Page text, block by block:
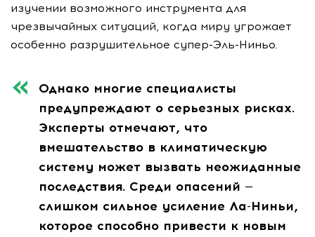
изучении возможного инструмента для
чрезвычайных ситуаций, когда миру угрожает
особенно разрушительное супер-Эль-Ниньо.
Однако многие специалисты
предупреждают о серьезных рисках.
Эксперты отмечают, что
вмешательство в климатическую
систему может вызвать неожиданные
последствия. Среди опасений —
слишком сильное усиление Ла-Ниньи,
которое способно привести к новым